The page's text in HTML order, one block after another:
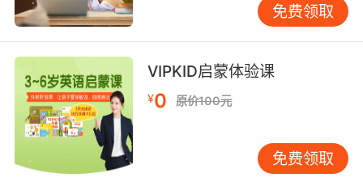
三、制作步骤中的双语教学
纸扇制作流程可拆解为标准化教学模块：从测量
折叠角度（"measure the folding angle"）到裁
剪扇形（"cut the fan shape"），每个步骤都对
应明确的英语指令。VIPKID课堂观察显示，当教
师用"Firstly, let's...""Next, we need to..."等连接
词组织教学时，学员的程序性知识与语言逻辑呈
现同步建构。神经语言学家的fMRI研究表明，手
免费领取
VIPKID启蒙体验课
¥0 原价100元
免费领取